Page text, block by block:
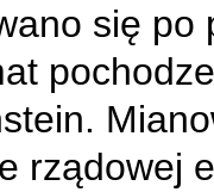
się po
rządowej